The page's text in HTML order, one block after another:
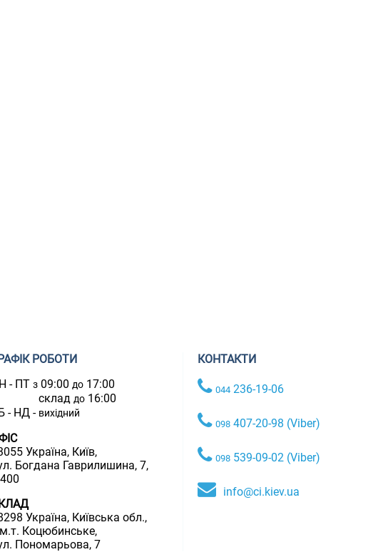
РОБОТИ
- ПТ з09:00 до17:00
склад до16:00
- НД - вихідний
Україна, Київ,
Богдана Гаврилишина, 7,
Україна, Київська обл.,
Коцюбинське,
Пономарьова, 7
КОНТАКТИ
044 236-19-06
098 407-20-98 (Viber)
098 539-09-02 (Viber)
info@ci.kiev.ua